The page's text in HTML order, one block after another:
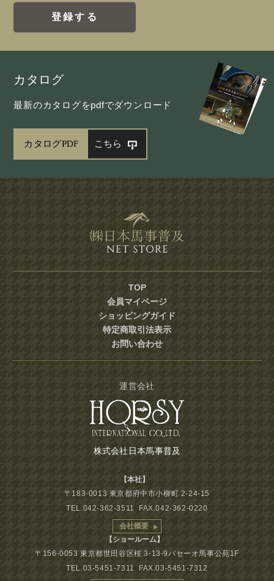
登録する
カタログ
最新のカタログをpdfでダウンロード
カタログPDF こちら
TOP
会員マイページ
ショッピングガイド
特定商取引法表示
お問い合わせ
運営会社
株式会社日本馬事普及
【本社】
〒183-0013 東京都府中市小柳町 2-24-15
TEL.042-362-3511 FAX.042-362-0220
会社概要
【ショールーム】
〒156-0053 東京都世田谷区桜 3-13-9パセーオ馬事公苑1F
TEL.03-5451-7311 FAX.03-5451-7312